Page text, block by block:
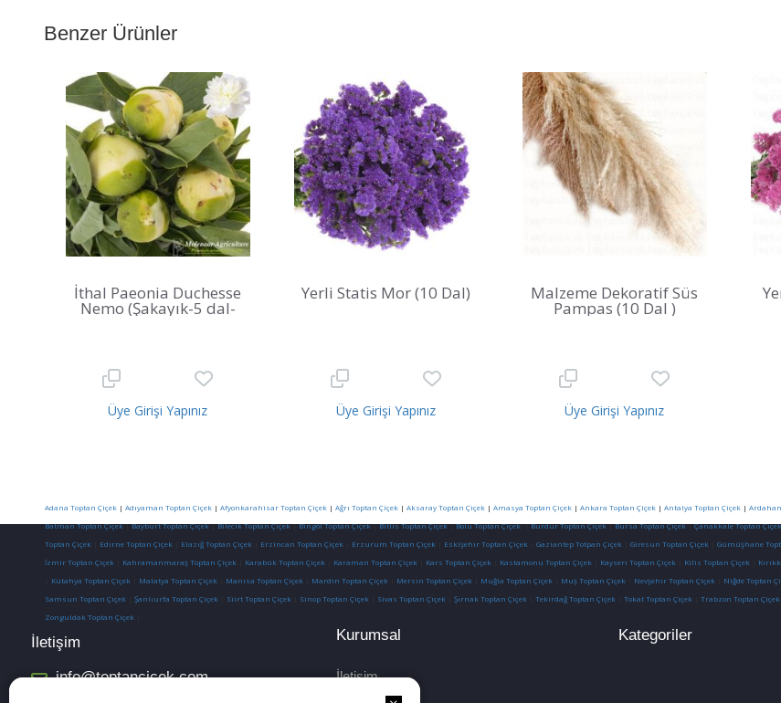
Benzer Ürünler
İthal Paeonia Duchesse
Nemo (Şakayık-5 dal-
Üye Girişi Yapınız
Yerli Statis Mor (10 Dal)
Üye Girişi Yapınız
Malzeme Dekoratif Süs
Pampas (10 Dal )
Üye Girişi Yapınız
Adana Toptan Çiçek| Adıyaman Toptan Çiçek| Afyonkarahisar Toptan Çiçek| Ağrı Toptan Çiçek| Aksaray Toptan Çiçek| Amasya Toptan Çiçek| Ankara Toptan Çiçek| Antalya Toptan Çiçek|
Batman Toptan Çiçek|Bayburt Toptan Çiçek|Bilecik Toptan Çiçek|Bingöl Toptan Çiçek|Bitlis Toptan Çiçek|Bolu Toptan Çiçek|Burdur Toptan Çiçek|Bursa Toptan Çiçek|Çanakkale Toptan Çiçek
Toptan Çiçek
Edirne Toptan Çiçek Elazığ Toptan Çiçek Erzincan Toptan Çiçek Erzurum Toptan Çiçek Eskişehir Toptan Çiçek Gaziantep Totpan Çiçek Giresun Toptan Çiçek Gümüşhane
İzmir Toptan Çiçek
Kahramanmaraş Toptan Çiçek Karabük Toptan Çiçek Karaman Toptan Çiçek Kars Toptan Çiçek Kastamonu Toptan Çiçek Kayseri Toptan Çiçek Kilis Toptan Çiçek
Kütahya Toptan Çiçek Malatya Toptan Çiçek Manisa Toptan Çiçek Mardin Toptan Çiçek Mersin Toptan Çiçek Muğla Toptan Çiçek Muş Toptan Çiçek Nevşehir Toptan Çiçek Niğde Toptan
Samsun Toptan Çiçek
Şanlıurfa Toptan Çiçek Siirt Toptan Çiçek Sinop Toptan Çiçek Sivas Toptan Çiçek Şırnak Toptan Çiçek Tekirdağ Toptan Çiçek Tokat Toptan Çiçek Trabzon Toptan Çiçek
Zonguldak Toptan Çiçek
İletişim
info@toptancicek.com
Kurumsal
İletişim
Kategoriler